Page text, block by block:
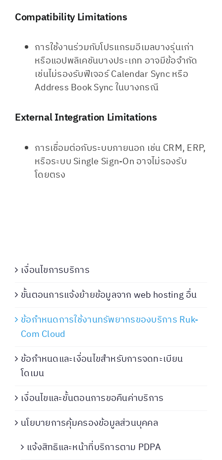
Compatibility Limitations
การใช้งานร่วมกับโปรแกรมอีเมลบางรุ่นเก่า
หรือแอปพลิเคชันบางประเภท อาจมีข้อจำกัด
เช่นไม่รองรับฟีเจอร์ Calendar Sync หรือ
Address Book Sync ในบางกรณี
External Integration Limitations
การเชื่อมต่อกับระบบภายนอก เช่น CRM, ERP,
หรือระบบ Single Sign-On อาจไม่รองรับ
โดยตรง
เงื่อนไขการบริการ
ขั้นตอนการแจ้งย้ายข้อมูลจาก web hosting อื่น
ข้อกำหนดการใช้งานทรัพยากรของบริการ Ruk-
Com Cloud
ข้อกำหนดและเงื่อนไขสำหรับการจดทะเบียน
โดเมน
เงื่อนไขและขั้นตอนการขอคืนค่าบริการ
นโยบายการคุ้มครองข้อมูลส่วนบุคคล
แจ้งสิทธิและหน้าที่บริการตาม PDPA